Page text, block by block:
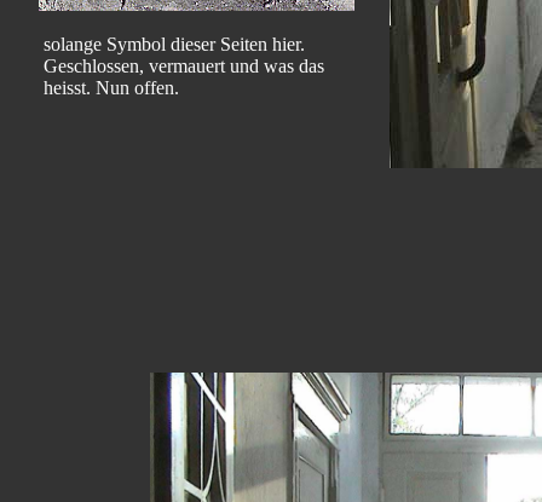
solange Symbol dieser Seiten hier.
Geschlossen, vermauert und was das
heisst. Nun offen.